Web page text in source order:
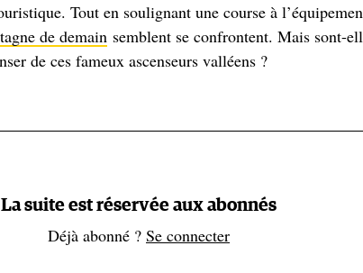
Tout en soulignant une course à
de demain semblent se confrontent. Mais sont-
de ces fameux ascenseurs valléens ?
c’est quoi exactement ?
d'hiver, villages d'altitude). Cela peut aussi bien être
Notons toutefois que ce genre de projet n’a rien
de 1992, une liaison de ce type, la télécabine de
La suite est réservée aux abonnés
Déjà abonné ? Se connecter